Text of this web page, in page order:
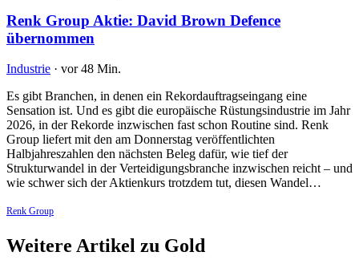
Renk Group Aktie: David Brown Defence
übernommen
Industrie · vor 48 Min.
Es gibt Branchen, in denen ein Rekordauftragseingang eine
Sensation ist. Und es gibt die europäische Rüstungsindustrie im Jahr
2026, in der Rekorde inzwischen fast schon Routine sind. Renk
Group liefert mit den am Donnerstag veröffentlichten
Halbjahreszahlen den nächsten Beleg dafür, wie tief der
Strukturwandel in der Verteidigungsbranche inzwischen reicht – und
wie schwer sich der Aktienkurs trotzdem tut, diesen Wandel…
Renk Group
Weitere Artikel zu Gold